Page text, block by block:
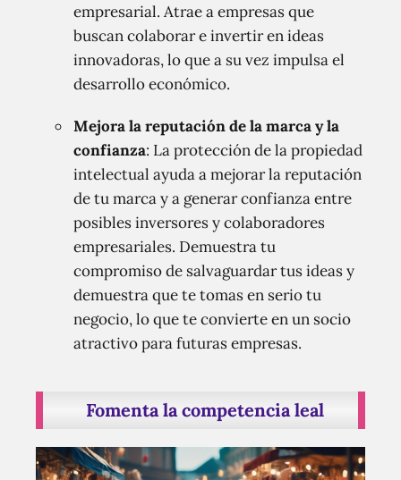
empresarial. Atrae a empresas que
buscan colaborar e invertir en ideas
innovadoras, lo que a su vez impulsa el
desarrollo económico.
Mejora la reputación de la marca y la
confianza: La protección de la propiedad
intelectual ayuda a mejorar la reputación
de tu marca y a generar confianza entre
posibles inversores y colaboradores
empresariales. Demuestra tu
compromiso de salvaguardar tus ideas y
demuestra que te tomas en serio tu
negocio, lo que te convierte en un socio
atractivo para futuras empresas.
Fomenta la competencia leal